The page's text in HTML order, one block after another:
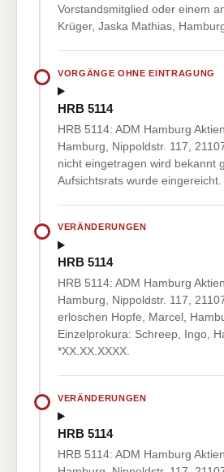
Vorstandsmitglied oder einem
Krüger, Jaska Mathias,
VORGÄNGE OHNE EINTRAGUNG
HRB 5114
HRB 5114: ADM Hamburg
Hamburg, Nippoldstr. 117,
nicht eingetragen wird bekannt
Aufsichtsrats wurde eingereicht.
VERÄNDERUNGEN
HRB 5114
HRB 5114: ADM Hamburg
Hamburg, Nippoldstr. 117,
erloschen Hopfe, Marcel,
Einzelprokura: Schreep, Ingo,
*XX.XX.XXXX.
VERÄNDERUNGEN
HRB 5114
HRB 5114: ADM Hamburg